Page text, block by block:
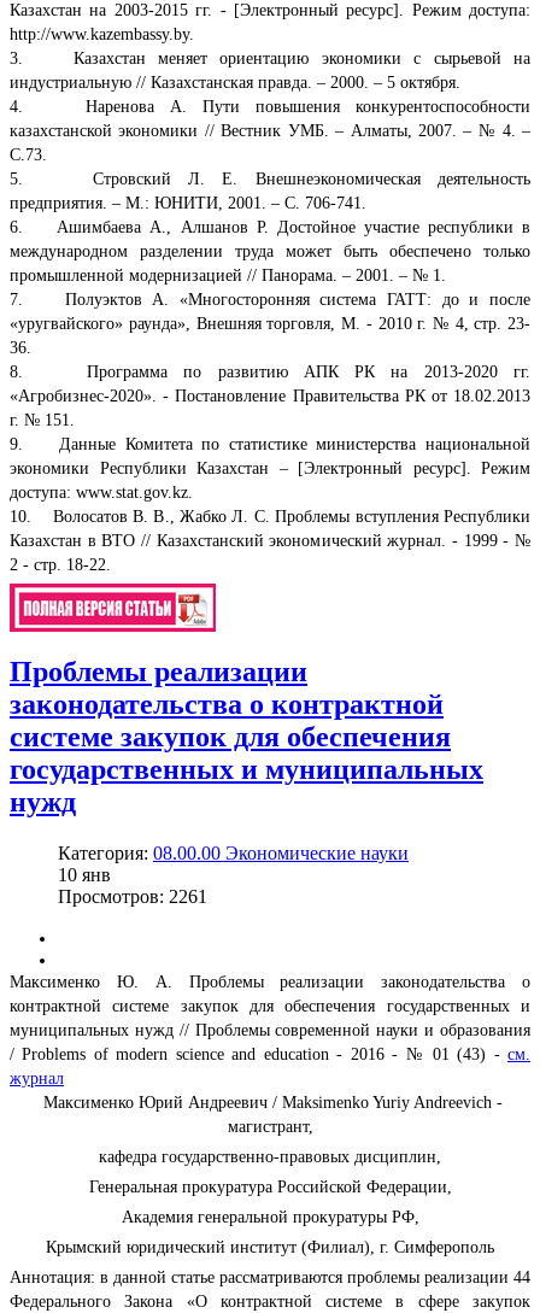
Казахстан на 2003-2015 гг. - [Электронный ресурс]. Режим доступа:
http://www.kazembassy.by.
3. Казахстан меняет ориентацию экономики с сырьевой на
индустриальную // Казахстанская правда. – 2000. – 5 октября.
4. Наренова А. Пути повышения конкурентоспособности
казахстанской экономики // Вестник УМБ. – Алматы, 2007. – № 4. –
С.73.
5. Стровский Л. Е. Внешнеэкономическая деятельность
предприятия. – М.: ЮНИТИ, 2001. – С. 706-741.
6. Ашимбаева А., Алшанов Р. Достойное участие республики в
международном разделении труда может быть обеспечено только
промышленной модернизацией // Панорама. – 2001. – № 1.
7. Полуэктов А. «Многосторонняя система ГАТТ: до и после
«уругвайского» раунда», Внешняя торговля, М. - 2010 г. № 4, стр. 23-
36.
8. Программа по развитию АПК РК на 2013-2020 гг.
«Агробизнес-2020». - Постановление Правительства РК от 18.02.2013
г. № 151.
9. Данные Комитета по статистике министерства национальной
экономики Республики Казахстан – [Электронный ресурс]. Режим
доступа: www.stat.gov.kz.
10. Волосатов В. В., Жабко Л. С. Проблемы вступления Республики
Казахстан в ВТО // Казахстанский экономический журнал. - 1999 - №
2 - стр. 18-22.
Проблемы реализации
законодательства о контрактной
системе закупок для обеспечения
государственных и муниципальных
нужд
Категория: 08.00.00 Экономические науки
10 янв
Просмотров: 2261
Максименко Ю. А. Проблемы реализации законодательства о
контрактной системе закупок для обеспечения государственных и
муниципальных нужд // Проблемы современной науки и образования
/ Problems of modern science and education - 2016 - № 01 (43) - см.
журнал
Максименко Юрий Андреевич / Maksimenko Yuriy Andreevich -
магистрант,
кафедра государственно-правовых дисциплин,
Генеральная прокуратура Российской Федерации,
Академия генеральной прокуратуры РФ,
Крымский юридический институт (Филиал), г. Симферополь
Аннотация: в данной статье рассматриваются проблемы реализации 44
Федерального Закона «О контрактной системе в сфере закупок